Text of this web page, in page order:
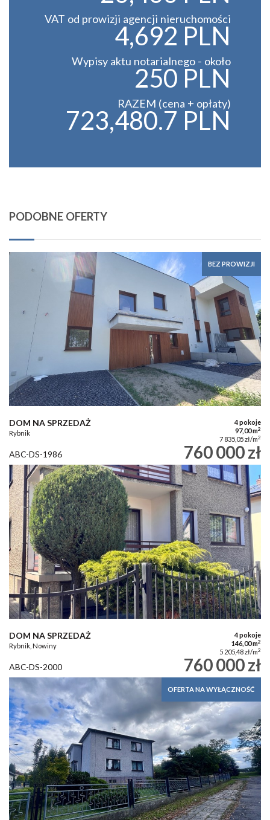
VAT od prowizji agencji nieruchomości
4,692 PLN
Wypisy aktu notarialnego - około
250 PLN
RAZEM (cena + opłaty)
723,480.7 PLN
PODOBNE OFERTY
BEZ PROWIZJI
DOM NA SPRZEDAŻ
Rybnik
4 pokoje
97,00 m2
7 835,05 zł/m2
ABC-DS-1986 760 000 zł
DOM NA SPRZEDAŻ
Rybnik, Nowiny
4 pokoje
146,00 m2
5 205,48 zł/m2
ABC-DS-2000 760 000 zł
OFERTA NA WYŁĄCZNOŚĆ